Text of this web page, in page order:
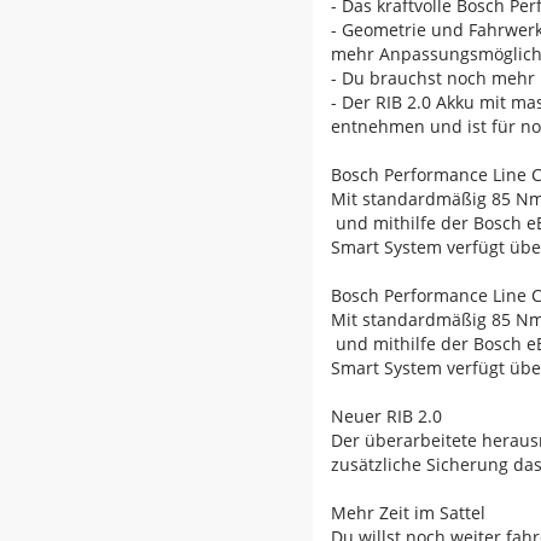
- Das kraftvolle Bosch
- Geometrie und
mehr
- Du brauchst noch mehr
- Der RIB 2.0 Akku mit
entnehmen und ist für
Bosch Performance Line
Mit standardmäßig 85
und mithilfe der Bosch
Smart System verfügt
Bosch Performance Line
Mit standardmäßig 85
und mithilfe der Bosch
Smart System verfügt
Neuer RIB 2.0
Der überarbeitete
zusätzliche Sicherung
Mehr Zeit im Sattel